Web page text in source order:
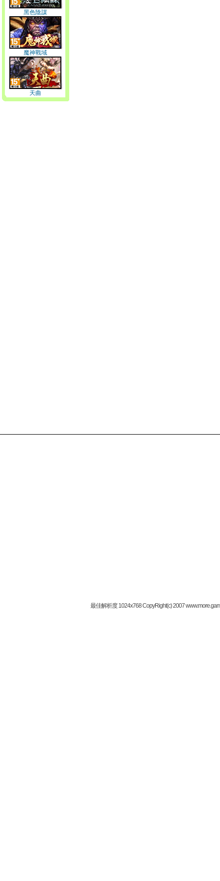
黑色陰謀
魔神戰域
天曲
最佳解析度 1024x768 CopyRight(c) 2007